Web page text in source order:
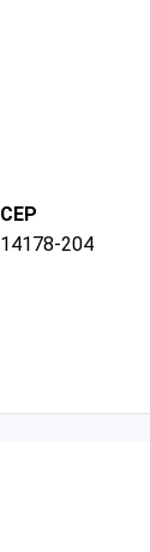
CEP
14178-204